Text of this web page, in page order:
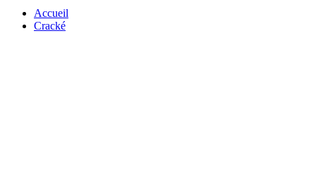
Accueil
Cracké